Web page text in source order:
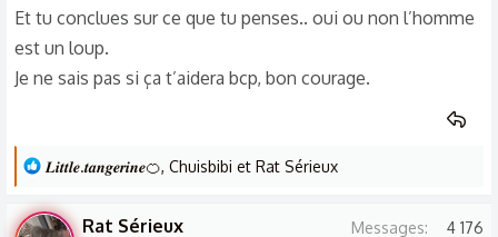
Et tu conclues sur ce que tu penses.. oui ou non l’homme
est un loup.
Je ne sais pas si ça t’aidera bcp, bon courage.
L
s
𝑳𝒊𝒕𝒕𝒍𝒆.𝒕𝒂𝒏𝒈𝒆𝒓𝒊𝒏𝒆🍊, Chuisbibi et Rat Sérieux
Rat Sérieux Messages
4 176